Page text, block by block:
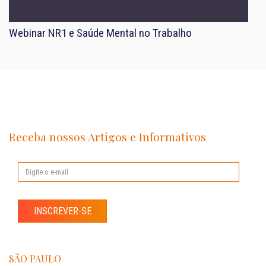
Webinar NR1 e Saúde Mental no Trabalho
Receba nossos Artigos e Informativos
INSCREVER-SE
SÃO PAULO